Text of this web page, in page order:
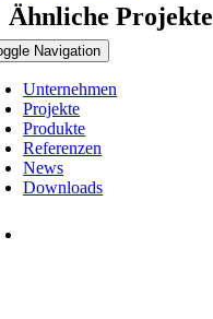
Navigation
Unternehmen
Projekte
Produkte
Referenzen
News
Downloads
Ähnliche Projekte